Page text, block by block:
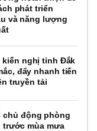
phát triển
và năng lượng
kiến nghị tỉnh Đắk
đẩy nhanh tiến
truyền tải
chủ động phòng
mùa mưa